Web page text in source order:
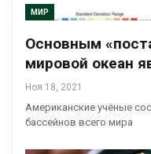
МИР
Основным
мировой океан
Ноя 18, 2021
Американские учёные
бассейнов всего мира